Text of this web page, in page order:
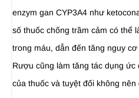
enzym gan CYP3A4 như
số thuốc chống trầm cảm có thể
trong máu, dẫn đến tăng nguy
Rượu cũng làm tăng tác dụng
của thuốc và tuyệt đối không nên